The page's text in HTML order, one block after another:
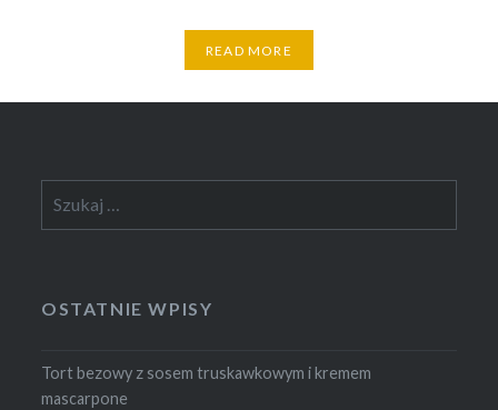
READ MORE
OSTATNIE WPISY
Tort bezowy z sosem truskawkowym i kremem
mascarpone